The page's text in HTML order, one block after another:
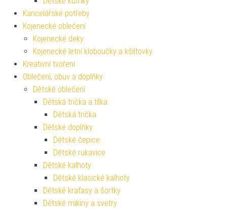
Kancelářské potřeby
Kojenecké oblečení
Kojenecké deky
Kojenecké letní kloboučky a kšiltovky
Kreativní tvoření
Oblečení, obuv a doplňky
Dětské oblečení
Dětská trička a tílka
Dětská trička
Dětské doplňky
Dětské čepice
Dětské rukavice
Dětské kalhoty
Dětské klasické kalhoty
Dětské kraťasy a šortky
Dětské mikiny a svetry